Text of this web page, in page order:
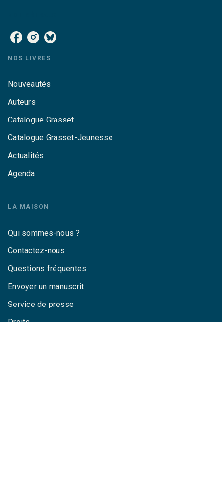
NOS LIVRES
Nouveautés
Auteurs
Catalogue Grasset
Catalogue Grasset-Jeunesse
Actualités
Agenda
LA MAISON
Qui sommes-nous ?
Contactez-nous
Questions fréquentes
Envoyer un manuscrit
Service de presse
Droits